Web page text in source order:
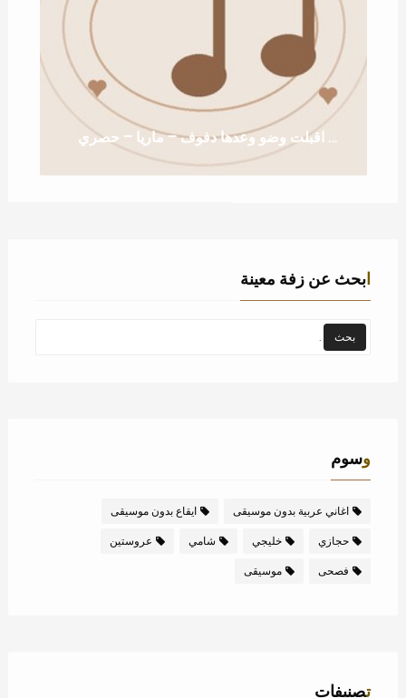
زفة اقبلت وضو وعدها دفوف – ماريا – حصري
ابحث عن زفة معينة
وسوم
اغاني عربية بدون موسيقى ايقاع بدون موسيقى
حجازي خليجي شامي عروستين
فصحى موسيقى
تصنيفات